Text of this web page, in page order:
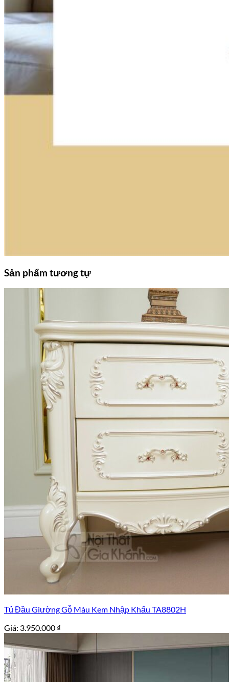
Sản phẩm tương tự
Tủ Đầu Giường Gỗ Màu Kem Nhập Khẩu TA8802H
Giá: 3.950.000 ₫